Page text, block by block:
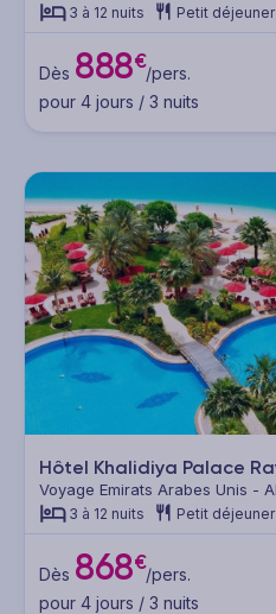
3 à 12 nuits Petit déjeuner
Dès 888€/pers.
pour 4 jours / 3 nuits
Hôtel Khalidiya Palace
Voyage Emirats Arabes Unis -
3 à 12 nuits Petit déjeuner
Dès 868€/pers.
pour 4 jours / 3 nuits